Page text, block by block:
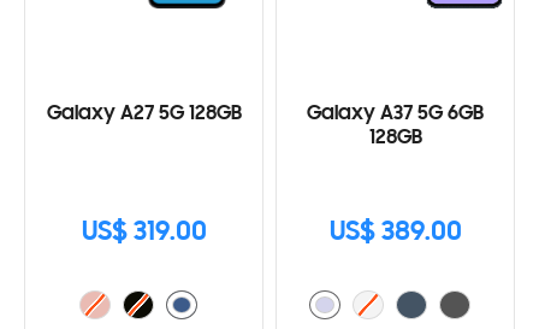
Galaxy A27 5G 128GB
US$ 319.00
Galaxy A37 5G 6GB
128GB
US$ 389.00